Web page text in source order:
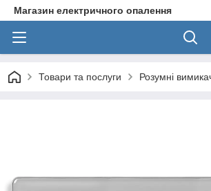
Магазин електричного опалення
Товари та послуги Розумні